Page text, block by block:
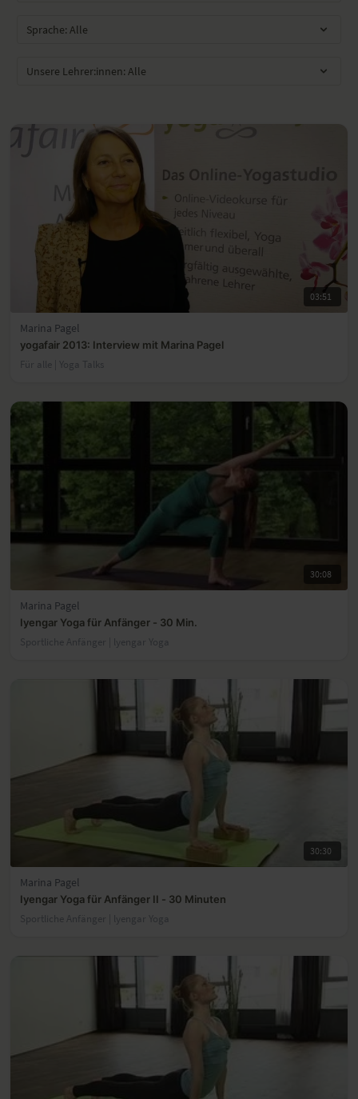
03:51
Marina Pagel
yogafair 2013: Interview mit Marina Pagel
Für alle | Yoga Talks
30:08
Marina Pagel
Iyengar Yoga für Anfänger - 30 Min.
Sportliche Anfänger | lyengar Yoga
30:30
Marina Pagel
Iyengar Yoga für Anfänger II - 30 Minuten
Sportliche Anfänger | lyengar Yoga